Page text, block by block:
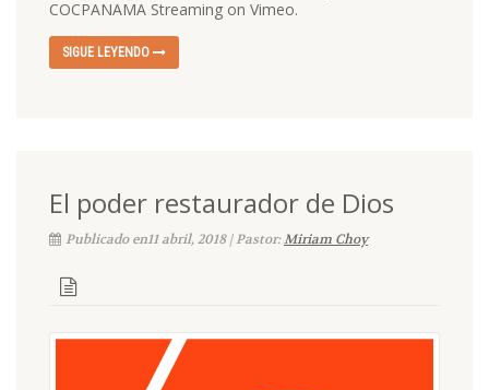
COCPANAMA Streaming on Vimeo.
SIGUE LEYENDO
El poder restaurador de Dios
Publicado en11 abril, 2018 | Pastor:Miriam Choy